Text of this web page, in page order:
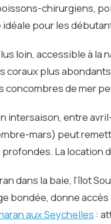
chirurgiens,
pour les
loin, accessible à
plus
concombres de mer
intersaison, entre
mars) peut
La location
dans la baie, l’îlot
bondée, donne
aux Seychelles :